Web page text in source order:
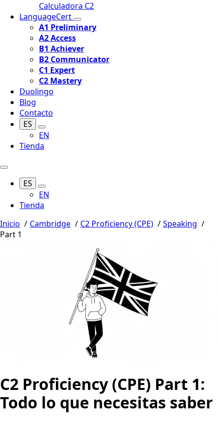
Calculadora C2
LanguageCert
A1 Preliminary
A2 Access
B1 Achiever
B2 Communicator
C1 Expert
C2 Mastery
Duolingo
Blog
Contacto
ES
EN
Tienda
ES
EN
Tienda
Inicio
Cambridge C2 Proficiency (CPE)
Speaking
Part 1
C2 Proficiency (CPE) Part 1:
Todo lo que necesitas saber